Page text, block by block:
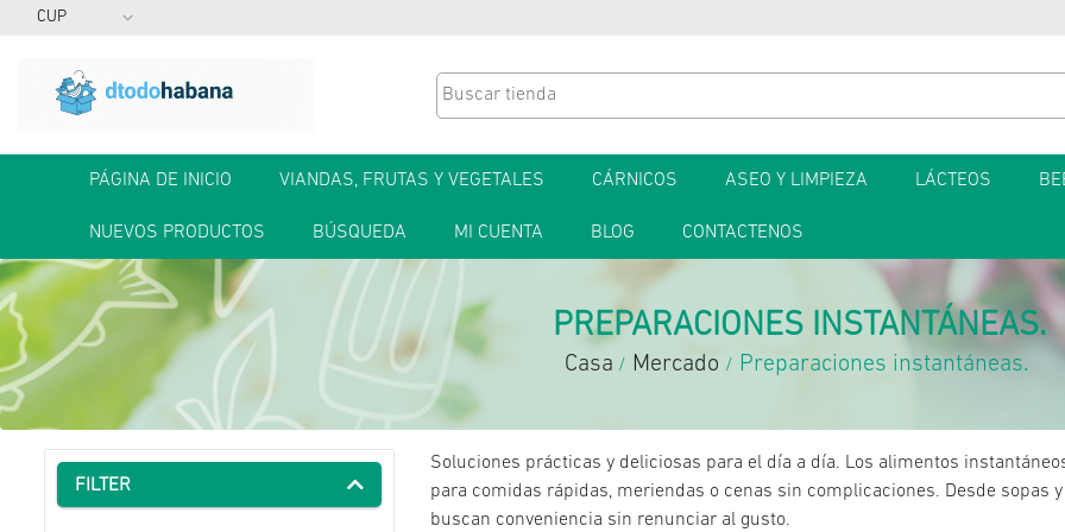
PÁGINA DE INICIO VIANDAS, FRUTAS Y VEGETALES CÁRNICOS ASEO Y LIMPIEZA LÁCTEOS
NUEVOS PRODUCTOS BÚSQUEDA MI CUENTA BLOG CONTACTENOS
PREPARACIONES INSTANTÁNEAS.
Casa / Mercado / Preparaciones instantáneas.
FILTER
Soluciones prácticas y deliciosas para el día a día. Los alimentos
para comidas rápidas, meriendas o cenas sin complicaciones. Desde sopas
buscan conveniencia sin renunciar al gusto.